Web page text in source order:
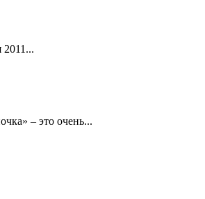
2011...
– это очень...